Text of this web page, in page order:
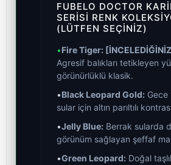
FUBELO DOCTOR
SERISI RENK
(LÜTFEN SEÇINIZ)
•Fire Tiger:
Agresif balıkları tetikleyen
görünürlüklü klasik.
•Black Leopard Gold: Gece
sular için altın parıltılı
•Jelly Blue: Berrak sularda
görünüm sağlayan şeffaf
•Green Leopard: Doğal